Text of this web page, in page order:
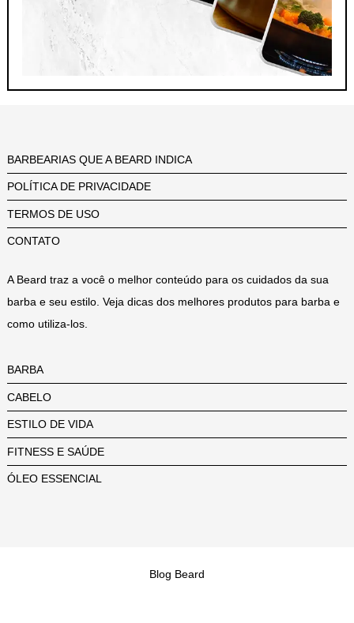
BARBEARIAS QUE A BEARD INDICA
POLÍTICA DE PRIVACIDADE
TERMOS DE USO
CONTATO
A Beard traz a você o melhor conteúdo para os cuidados da sua
barba e seu estilo. Veja dicas dos melhores produtos para barba e
como utiliza-los.
BARBA
CABELO
ESTILO DE VIDA
FITNESS E SAÚDE
ÓLEO ESSENCIAL
Blog Beard